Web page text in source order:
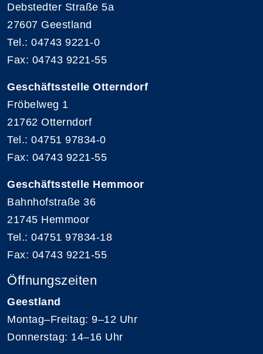
Debstedter Straße 5a
27607 Geestland
Tel.: 04743 9221-0
Fax: 04743 9221-55
Geschäftsstelle Otterndorf
Fröbelweg 1
21762 Otterndorf
Tel.: 04751 97834-0
Fax: 04743 9221-55
Geschäftsstelle Hemmoor
Bahnhofstraße 36
21745 Hemmoor
Tel.: 04751 97834-18
Fax: 04743 9221-55
Öffnungszeiten
Geestland
Montag–Freitag: 9–12 Uhr
Donnerstag: 14–16 Uhr